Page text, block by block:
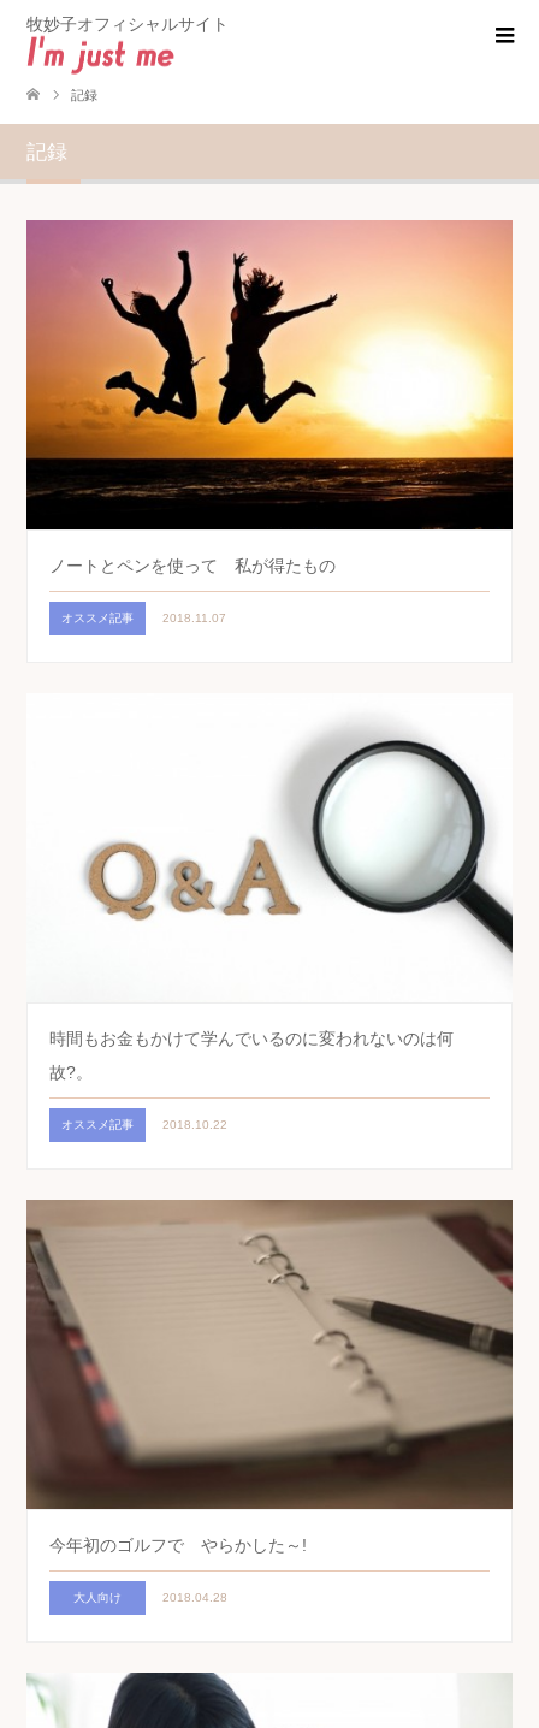
牧妙子オフィシャルサイト
記録
記録
ノートとペンを使って 私が得たもの
オススメ記事 2018.11.07
時間もお金もかけて学んでいるのに変われないのは何
故?。
オススメ記事 2018.10.22
今年初のゴルフで やらかした～!
大人向け 2018.04.28